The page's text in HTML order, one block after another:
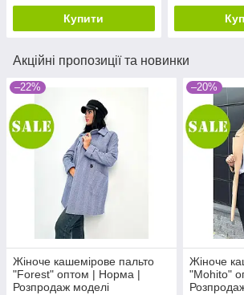
Купити
Акційні пропозиції та новинки
–22%
Жіноче кашемірове пальто
"Forest" оптом | Норма |
Розпродаж моделі
–20%
Жіноче
"Mohito"